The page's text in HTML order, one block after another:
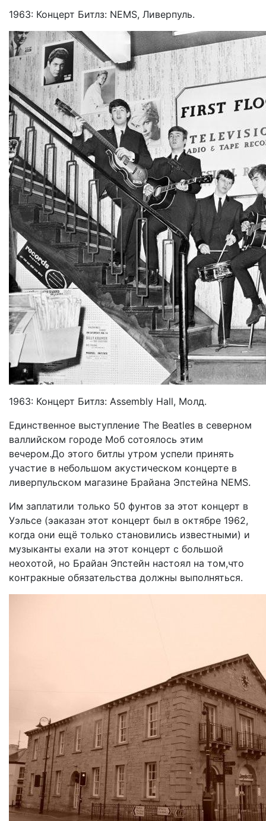
1963: Концерт Битлз: NEMS, Ливерпуль.
1963: Концерт Битлз: Assembly Hall, Молд.
Единственное выступление The Beatles в северном
валлийском городе Моб сотоялось этим
вечером.До этого битлы утром успели принять
участие в небольшом акустическом концерте в
ливерпульском магазине Брайана Эпстейна NEMS.
Им заплатили только 50 фунтов за этот концерт в
Уэльсе (эаказан этот концерт был в октябре 1962,
когда они ещё только становились известными) и
музыканты ехали на этот концерт с большой
неохотой, но Брайан Эпстейн настоял на том,что
контракные обязательства должны выполняться.